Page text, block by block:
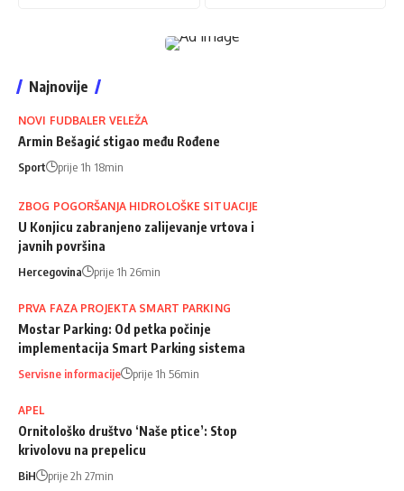
Najnovije
NOVI FUDBALER VELEŽA
Armin Bešagić stigao među Rođene
Sport prije 1h 18min
ZBOG POGORŠANJA HIDROLOŠKE SITUACIJE
U Konjicu zabranjeno zalijevanje vrtova i
javnih površina
Hercegovina prije 1h 26min
PRVA FAZA PROJEKTA SMART PARKING
Mostar Parking: Od petka počinje
implementacija Smart Parking sistema
Servisne informacije prije 1h 56min
APEL
Ornitološko društvo ‘Naše ptice’: Stop
krivolovu na prepelicu
BiH prije 2h 27min